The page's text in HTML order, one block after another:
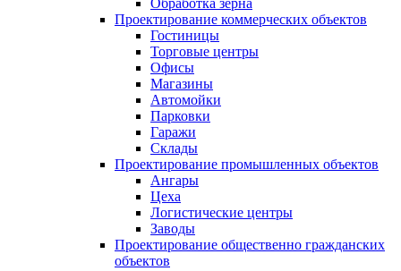
Обработка зерна
Проектирование коммерческих объектов
Гостиницы
Торговые центры
Офисы
Магазины
Автомойки
Парковки
Гаражи
Склады
Проектирование промышленных объектов
Ангары
Цеха
Логистические центры
Заводы
Проектирование общественно гражданских
объектов